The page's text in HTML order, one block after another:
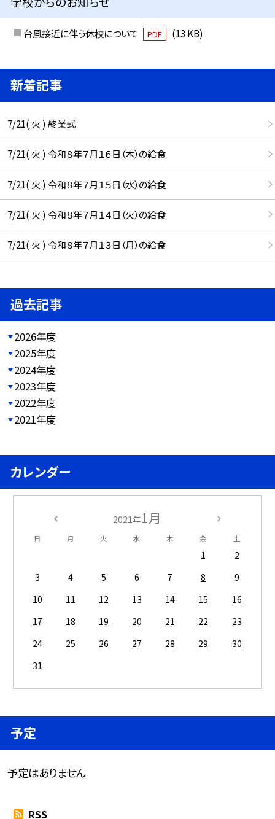
台風接近に伴う休校について PDF (13 KB)
新着記事
7/21( 火 ) 終業式
7/21( 火 ) 令和８年７月１６日（木）の給食
7/21( 火 ) 令和８年７月１５日（水）の給食
7/21( 火 ) 令和８年７月１４日（火）の給食
7/21( 火 ) 令和８年７月１３日（月）の給食
過去記事
2026年度
2025年度
2024年度
2023年度
2022年度
2021年度
カレンダー
2021年1月
日 月 火 水 木 金 土
1
2
3
4 5 6 7 8
9
10
11 12 13 14 15
16
17
18 19 20 21 22
23
24
25 26 27 28 29
30
31
予定
予定はありません
RSS